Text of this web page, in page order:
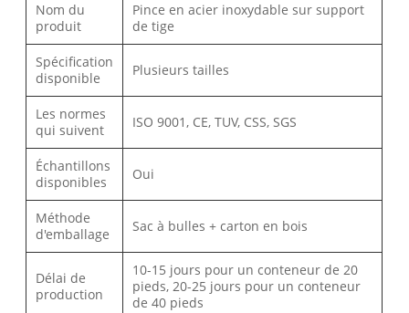
Nom du
produit
Pince en acier inoxydable sur support
de tige
Spécification
disponible
Plusieurs tailles
Les normes
qui suivent
ISO 9001, CE, TUV, CSS, SGS
Échantillons
disponibles
Oui
Méthode
d'emballage
Sac à bulles + carton en bois
Délai de
production
10-15 jours pour un conteneur de 20
pieds, 20-25 jours pour un conteneur
de 40 pieds